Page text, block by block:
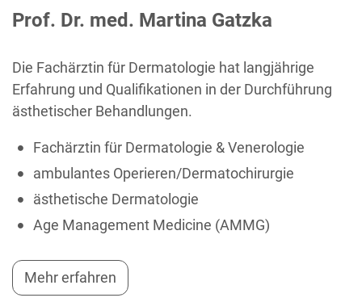
Prof. Dr. med. Martina Gatzka
Die Fachärztin für Dermatologie hat langjährige
Erfahrung und Qualifikationen in der Durchführung
ästhetischer Behandlungen.
Fachärztin für Dermatologie & Venerologie
ambulantes Operieren/Dermatochirurgie
ästhetische Dermatologie
Age Management Medicine (AMMG)
Mehr erfahren